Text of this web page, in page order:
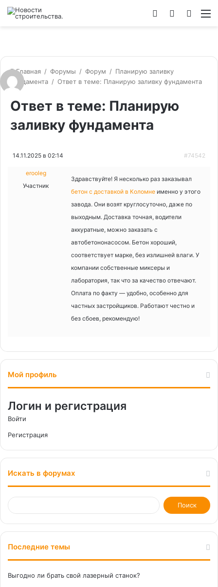
Switch
Войти
Главная / Форумы / Форум / Планирую заливку
фундамента / Ответ в теме: Планирую заливку фундамента
Ответ в теме: Планирую
заливку фундамента
14.11.2025 в 02:14 #74542
erooleg
Участник
Здравствуйте! Я несколько раз заказывал
бетон с доставкой в Коломне именно у этого
завода. Они возят круглосуточно, даже по
выходным. Доставка точная, водители
аккуратные, можно заказать с
автобетононасосом. Бетон хороший,
соответствует марке, без излишней влаги. У
компании собственные миксеры и
лаборатория, так что за качество отвечают.
Оплата по факту — удобно, особенно для
частных застройщиков. Работают честно и
без сбоев, рекомендую!
Мой профиль
Логин и регистрация
Войти
Регистрация
Искать в форумах
Последние темы
Выгодно ли брать свой лазерный станок?